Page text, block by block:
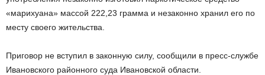
«марихуана» массой 222,23 грамма и незаконно хранил его по
месту своего жительства.
Приговор не вступил в законную силу, сообщили в пресс-службе
Ивановского районного суда Ивановской области.